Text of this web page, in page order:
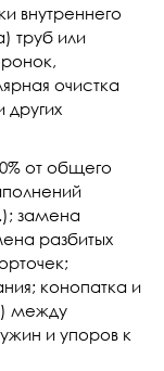
внутреннего
труб или
очистка
других
от общего
замена
разбитых
конопатка и
между
и упоров к